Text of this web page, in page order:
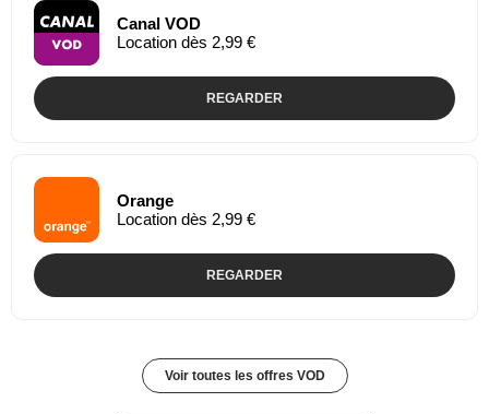
Canal VOD
Location dès 2,99 €
REGARDER
Orange
Location dès 2,99 €
REGARDER
Voir toutes les offres VOD